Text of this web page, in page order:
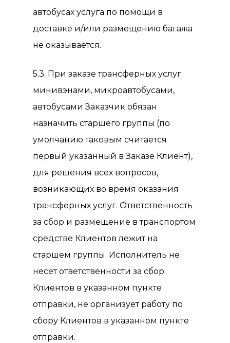
автобусах услуга по помощи в
доставке и/или размещению багажа
не оказывается.
5.3. При заказе трансферных услуг
минивэнами, микроавтобусами,
автобусами Заказчик обязан
назначить старшего группы (по
умолчанию таковым считается
первый указанный в Заказе Клиент),
для решения всех вопросов,
возникающих во время оказания
трансферных услуг. Ответственность
за сбор и размещение в транспортом
средстве Клиентов лежит на
старшем группы. Исполнитель не
несет ответственности за сбор
Клиентов в указанном пункте
отправки, не организует работу по
сбору Клиентов в указанном пункте
отправки.